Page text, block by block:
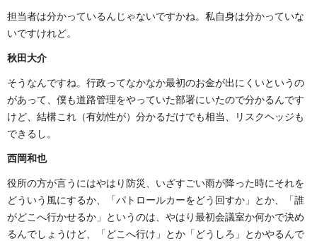
担当者は分かっているんじゃないですかね。私自身は分かっていな
いですけれど。
秋田大介
そうなんですね。行政ってなかなか最初のお金が出にくいというの
があって、僕も道路管理をやっていた部署にいたので分かるんです
けど、結構これ（有効性が）分かるだけでも相当、リスクヘッジも
できるし。
西岡和也
役所の方が言うにはやはり防災、いざすごい雨が降った時にそれを
どういう風にするか、「パトロールカーをどう回すか」とか、「誰
がどこへ行かせるか」というのは、やはり最初会議室か何かで決め
るんでしょうけど、「どこへ行け」とか「どうしろ」とかやるんで